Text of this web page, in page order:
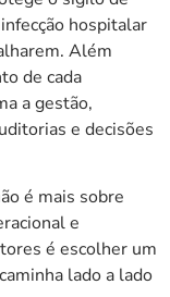
hospitalar
Além
de cada
a gestão,
e decisões
é mais sobre
e
é escolher um
lado a lado